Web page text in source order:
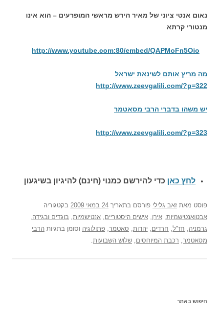
נאום אנטי ציוני של מאיר הירש מראשי המופרעים – הוא אינו
מנטורי קרתא
http://www.youtube.com:80/embed/QAPMoFn5Oio
מה מריץ אותם לשינאת ישראל
http://www.zeevgalili.com/?p=322
יש משהו בדברי הרבי מסאטמר
http://www.zeevgalili.com/?p=323
לחץ כאן כדי להירשם כמנוי (חינם) להיגיון בשיגעון
פוסט מאת זאב גלילי פורסם בתאריך 24 במאי 2009
בקטגוריה
אבטואנטישמיות, אירן, אישים היסטוריים, אנטישמיות, בוגדים ובגידה,
גרמניה, חז"ל, חרדים, יהדות, סאטמר, פתולוגיה וסומן בתגיות הרבי
מסאטמר, רכבת המיוחסים, שלוש השבועות.
חיפוש באתר